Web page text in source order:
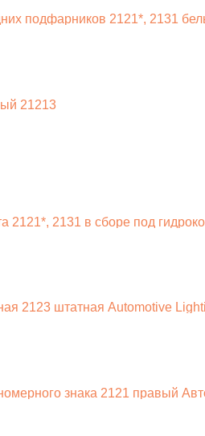
подфарников 2121*, 2131
21213
2121*, 2131 в сборе под
2123 штатная Automotive
знака 2121 правый